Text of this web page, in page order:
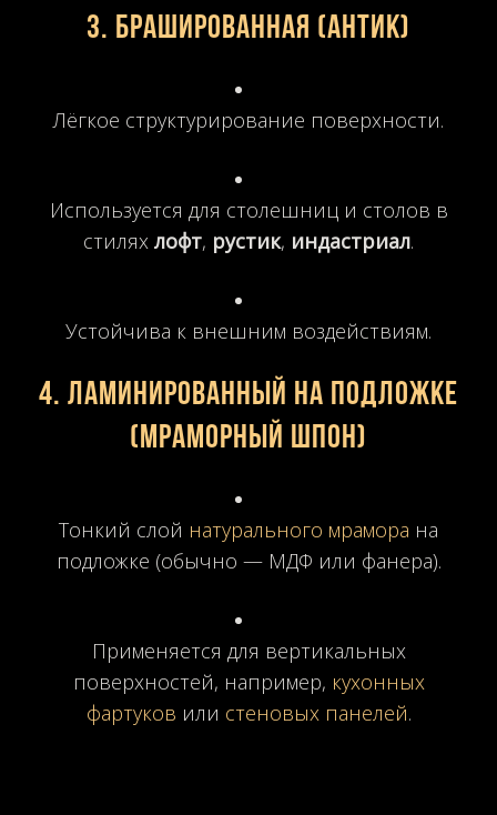
3. Брашированная (антик)
Лёгкое структурирование поверхности.
Используется для столешниц и столов в
стилях лофт, рустик, индастриал.
Устойчива к внешним воздействиям.
4. Ламинированный на подложке
(мраморный шпон)
Тонкий слой натурального мрамора на
подложке (обычно — МДФ или фанера).
Применяется для вертикальных
поверхностей, например, кухонных
фартуков или стеновых панелей.